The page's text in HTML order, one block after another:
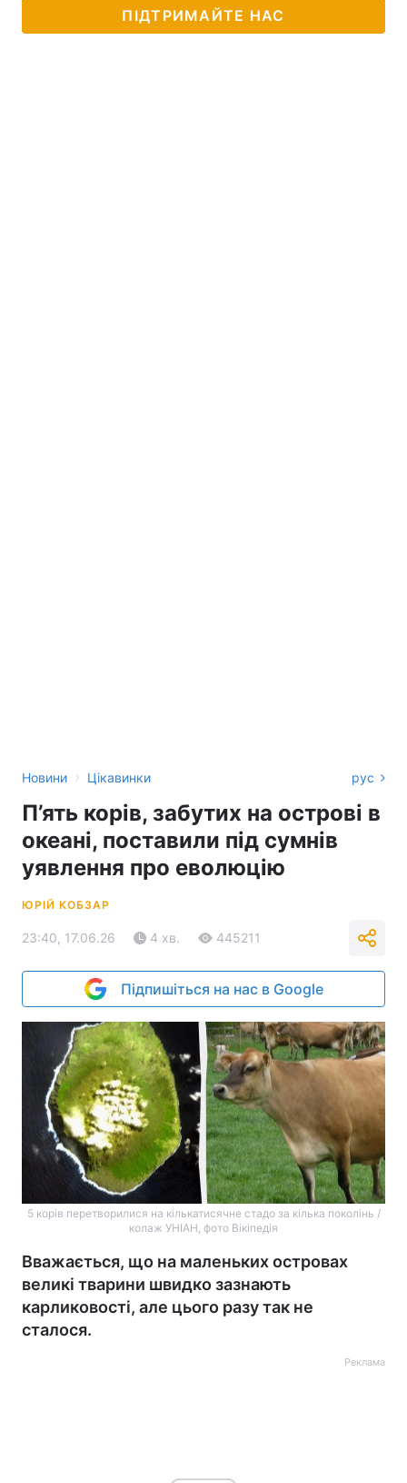
ПІДТРИМАЙТЕ НАС
Новини › Цікавинки рус
П’ять корів, забутих на острові в
океані, поставили під сумнів
уявлення про еволюцію
ЮРІЙ КОБЗАР
23:40, 17.06.26 4 хв. 445211
Підпишіться на нас в Google
5 корів перетворилися на кількатисячне стадо за кілька поколінь /
колаж УНІАН, фото Вікіпедія
Вважається, що на маленьких островах
великі тварини швидко зазнають
карликовості, але цього разу так не
сталося.
Реклама